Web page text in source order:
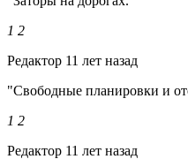
1 2
Редактор 11 лет назад
"Свободные планировки и
1 2
Редактор 11 лет назад